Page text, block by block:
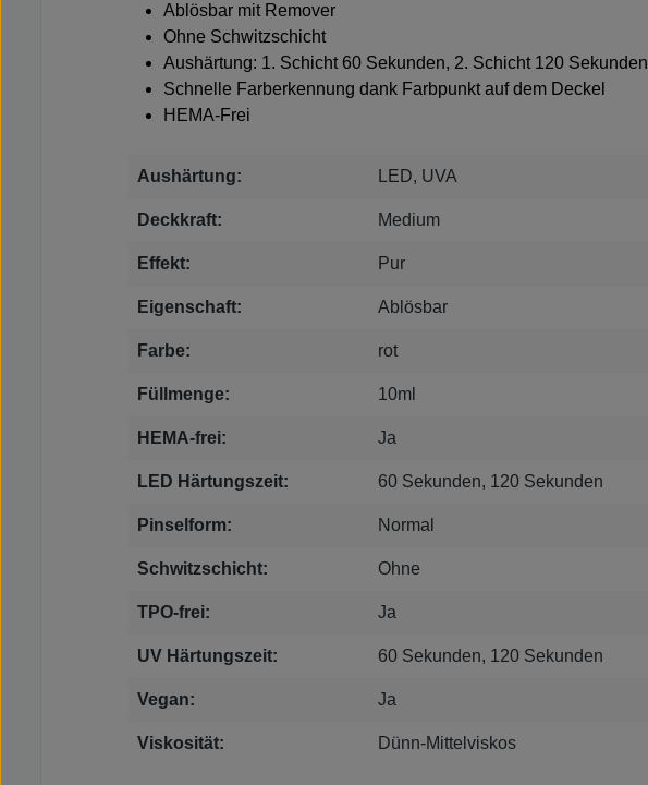
Ablösbar mit Remover
Ohne Schwitzschicht
Aushärtung: 1. Schicht 60 Sekunden, 2. Schicht 120 Sekunden
Schnelle Farberkennung dank Farbpunkt auf dem Deckel
HEMA-Frei
Aushärtung: LED, UVA
Deckkraft: Medium
Effekt: Pur
Eigenschaft: Ablösbar
Farbe: rot
Füllmenge: 10ml
HEMA-frei: Ja
LED Härtungszeit: 60 Sekunden, 120 Sekunden
Pinselform: Normal
Schwitzschicht: Ohne
TPO-frei: Ja
UV Härtungszeit: 60 Sekunden, 120 Sekunden
Vegan: Ja
Viskosität: Dünn-Mittelviskos